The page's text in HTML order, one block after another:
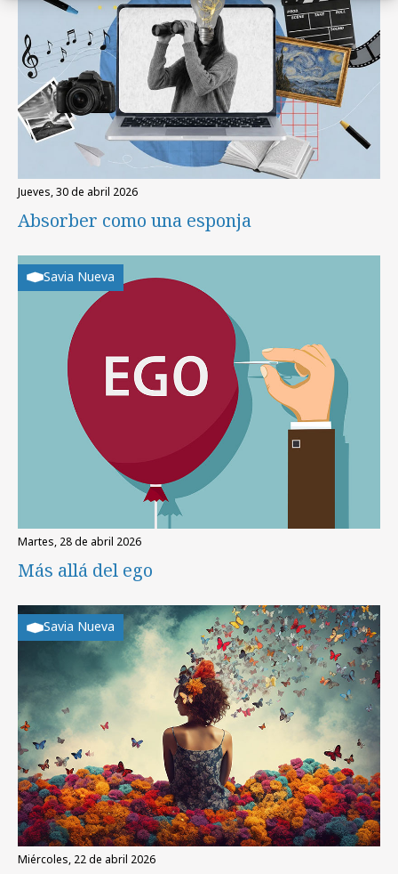
jueves, 30 de abril 2026
Absorber como una esponja
Savia Nueva
martes, 28 de abril 2026
Más allá del ego
Savia Nueva
miércoles, 22 de abril 2026